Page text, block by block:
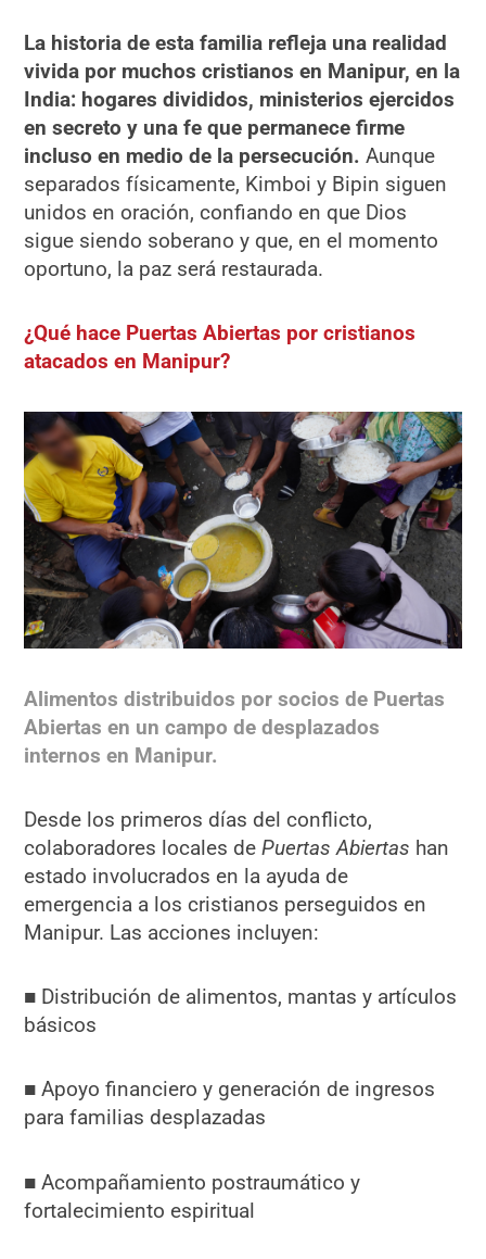
La historia de esta familia refleja una realidad
vivida por muchos cristianos en Manipur, en la
India: hogares divididos, ministerios ejercidos
en secreto y una fe que permanece firme
incluso en medio de la persecución.Aunque
separados físicamente, Kimboi y Bipin siguen
unidos en oración, confiando en que Dios
sigue siendo soberano y que, en el momento
oportuno, la paz será restaurada.
¿Qué hace Puertas Abiertas por cristianos
atacados en Manipur?
Alimentos distribuidos por socios de Puertas
Abiertas en un campo de desplazados
internos en Manipur.
Desde los primeros días del conflicto,
colaboradores locales dePuertas Abiertas han
estado involucrados en la ayuda de
emergencia a los cristianos perseguidos en
Manipur. Las acciones incluyen:
■ Distribución de alimentos, mantas y artículos
básicos
■ Apoyo financiero y generación de ingresos
para familias desplazadas
■ Acompañamiento postraumático y
fortalecimiento espiritual